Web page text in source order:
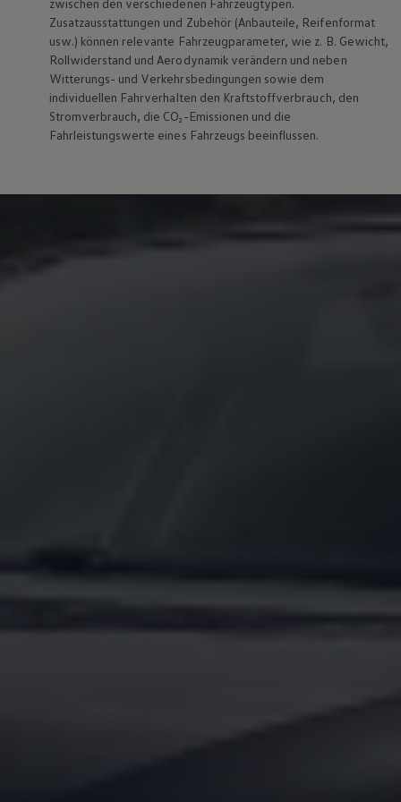
Magazin
Lifestyle
Transport
Familie
Elektromobilität
Volkswagen R
Pannen- und Unfallhilfe
Volkswagen Kundenbetreuung
Zusatzausstattungen und Zubehör (Anbauteile, Reifenformat
usw.) können relevante Fahrzeugparameter, wie z. B. Gewicht,
Rollwiderstand und Aerodynamik verändern und neben
Witterungs- und Verkehrsbedingungen sowie dem
individuellen Fahrverhalten den Kraftstoffverbrauch, den
Stromverbrauch, die CO₂-Emissionen und die
Fahrleistungswerte eines Fahrzeugs beeinflussen.